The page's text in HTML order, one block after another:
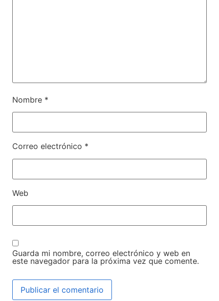
Nombre *
Correo electrónico *
Web
Guarda mi nombre, correo electrónico y web en
este navegador para la próxima vez que comente.